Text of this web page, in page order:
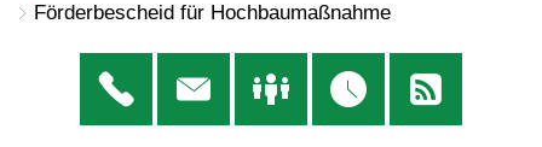
Förderbescheid für Hochbaumaßnahme